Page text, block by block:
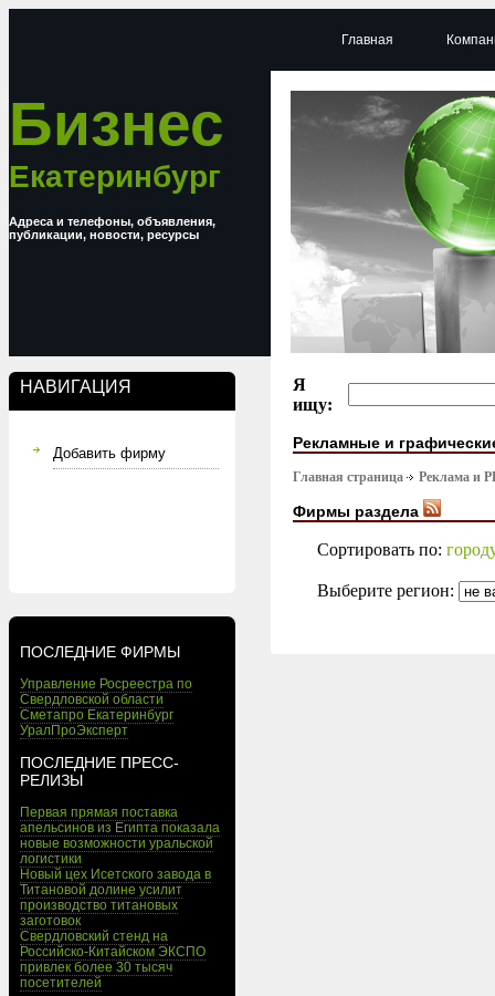
Бизнес
Екатеринбург
Адреса и телефоны, объявления,
публикации, новости, ресурсы
НАВИГАЦИЯ
Добавить фирму
ПОСЛЕДНИЕ ФИРМЫ
Управление Росреестра по
Свердловской области
Сметапро Екатеринбург
УралПроЭксперт
ПОСЛЕДНИЕ ПРЕСС-
РЕЛИЗЫ
Первая прямая поставка
апельсинов из Египта показала
новые возможности уральской
логистики
Новый цех Исетского завода в
Титановой долине усилит
производство титановых
заготовок
Свердловский стенд на
Российско-Китайском ЭКСПО
привлек более 30 тысяч
посетителей
Главная
Я
ищу:
Рекламные и
Главная страница Реклама и
Фирмы раздела
Сортировать по:
Выберите регион: